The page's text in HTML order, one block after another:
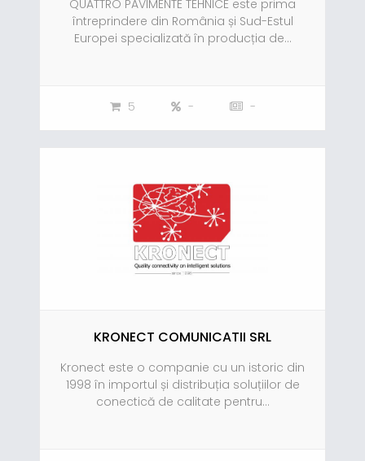
QUATTRO PAVIMENTE TEHNICE este prima
întreprindere din România și Sud-Estul
Europei specializată în producția de...
5 - -
KRONECT COMUNICATII SRL
Kronect este o companie cu un istoric din
1998 în importul și distribuția soluțiilor de
conectică de calitate pentru...